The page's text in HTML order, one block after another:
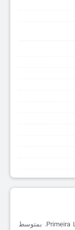
يقدم Sporting CP موسماً مثيراً للاهتمام في Primeira Liga. بمتوسط